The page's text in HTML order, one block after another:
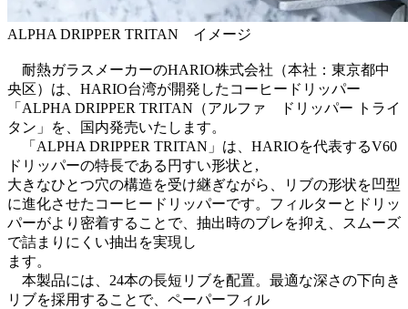
ALPHA DRIPPER TRITAN イメージ
耐熱ガラスメーカーのHARIO株式会社（本社：東京都中
央区）は、HARIO台湾が開発したコーヒードリッパー
「ALPHA DRIPPER TRITAN（アルファ ドリッパー トライ
タン」を、国内発売いたします。
「ALPHA DRIPPER TRITAN」は、HARIOを代表するV60
ドリッパーの特長である円すい形状と,
大きなひとつ穴の構造を受け継ぎながら、リブの形状を凹型
に進化させたコーヒードリッパーです。フィルターとドリッ
パーがより密着することで、抽出時のブレを抑え、スムーズ
で詰まりにくい抽出を実現し
ます。
本製品には、24本の長短リブを配置。最適な深さの下向き
リブを採用することで、ペーパーフィル